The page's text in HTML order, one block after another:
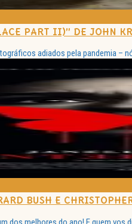
PART II)” DE JOHN
adiados pela pandemia –
BUSH E